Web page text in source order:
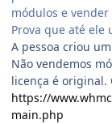
módulos e vender
Prova que até ele
A pessoa criou
Não vendemos
licença é original.
https://
main.php